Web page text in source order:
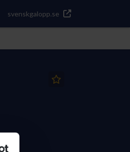
svenskgalopp.se